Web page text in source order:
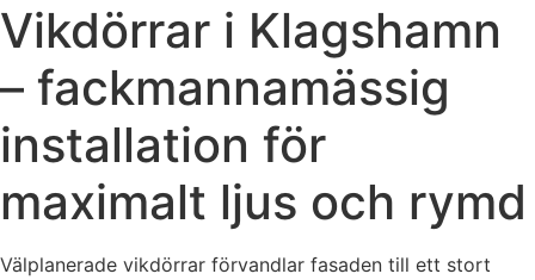
Vikdörrar i Klagshamn
– fackmannamässig
installation för
maximalt ljus och rymd
Välplanerade vikdörrar förvandlar fasaden till ett stort